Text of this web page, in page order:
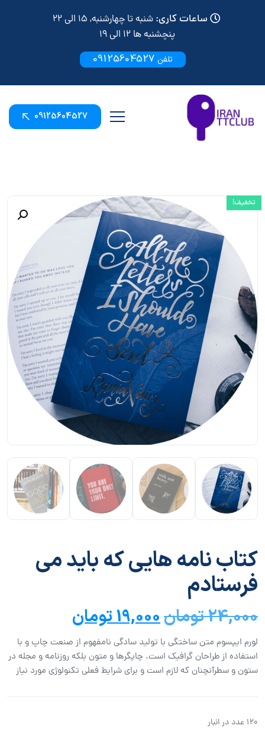
ساعات کاری: شنبه تا چهارشنبه, 15 الی 22
پنچشنبه ها 12 الی 19
تلفن 09125604527
09125604527
تخفیف!
کتاب نامه هایی که باید می
فرستادم
24,000تومان19,000تومان
لورم ایپسوم متن ساختگی با تولید سادگی نامفهوم از صنعت چاپ و با
استفاده از طراحان گرافیک است. چاپگرها و متون بلکه روزنامه و مجله در
ستون و سطرآنچنان که لازم است و برای شرایط فعلی تکنولوژی مورد نیاز
120 عدد در انبار